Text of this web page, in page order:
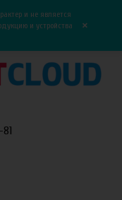
0
и не является
и устройства
×